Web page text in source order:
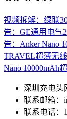
视频拆解：绿联
告：GE通用电气
告：Anker Nano
TRAVEL超薄无
Nano 10000mAh
深圳充电头
联系邮箱：
联系电话：